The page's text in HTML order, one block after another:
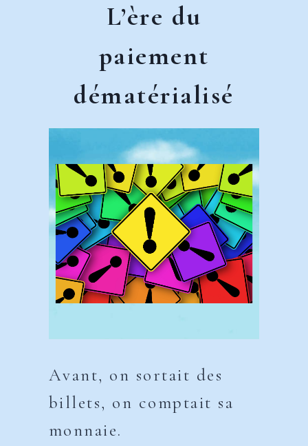
L’ère du
paiement
dématérialisé
Avant, on sortait des
billets, on comptait sa
monnaie.